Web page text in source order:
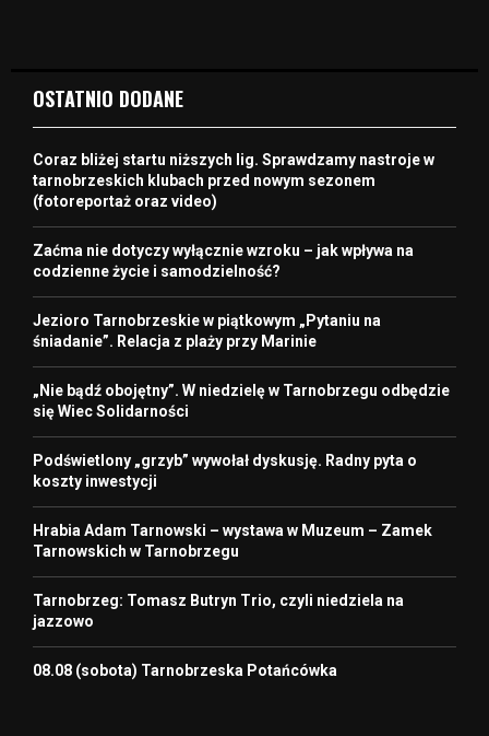
OSTATNIO DODANE
Coraz bliżej startu niższych lig. Sprawdzamy nastroje w
tarnobrzeskich klubach przed nowym sezonem
(fotoreportaż oraz video)
Zaćma nie dotyczy wyłącznie wzroku – jak wpływa na
codzienne życie i samodzielność?
Jezioro Tarnobrzeskie w piątkowym „Pytaniu na
śniadanie”. Relacja z plaży przy Marinie
„Nie bądź obojętny”. W niedzielę w Tarnobrzegu odbędzie
się Wiec Solidarności
Podświetlony „grzyb” wywołał dyskusję. Radny pyta o
koszty inwestycji
Hrabia Adam Tarnowski – wystawa w Muzeum – Zamek
Tarnowskich w Tarnobrzegu
Tarnobrzeg: Tomasz Butryn Trio, czyli niedziela na
jazzowo
08.08 (sobota) Tarnobrzeska Potańcówka